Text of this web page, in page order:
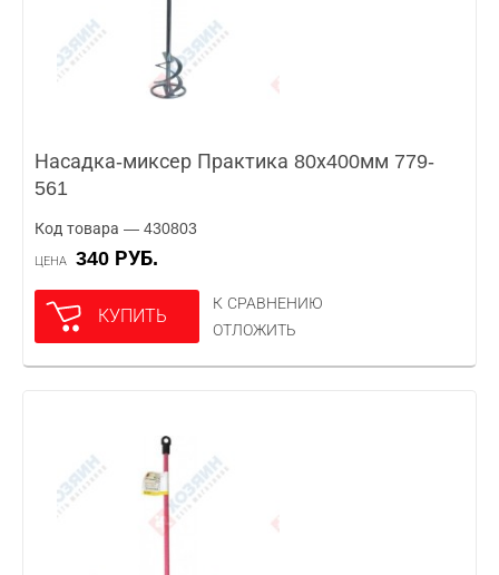
Насадка-миксер Практика 80х400мм 779-
561
Код товара — 430803
ЦЕНА 340 РУБ.
КУПИТЬ
К СРАВНЕНИЮ
ОТЛОЖИТЬ